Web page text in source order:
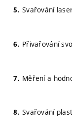
Svařování
Přivařování
Měření a
Svařování